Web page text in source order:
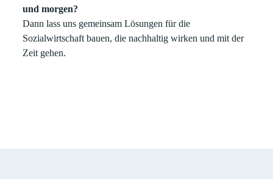
und morgen?
Dann lass uns gemeinsam Lösungen für die
Sozialwirtschaft bauen, die nachhaltig wirken und mit der
Zeit gehen.